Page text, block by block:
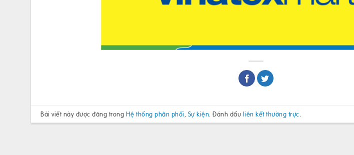
Bài viết này được đăng trong Hệ thống phân phối Sự kiện. Đánh dấu liên kết thường trực.